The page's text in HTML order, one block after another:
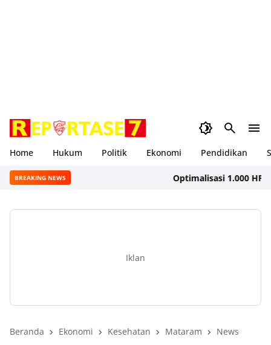
Home Hukum Politik Ekonomi Pendidikan
BREAKING NEWS Optimalisasi 1.000 HPK,
Iklan
Beranda Ekonomi Kesehatan Mataram News